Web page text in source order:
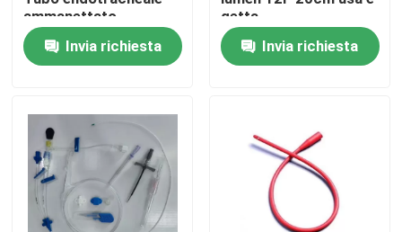
Contattaci
Maschera di ossigeno medica
Maschera di ossigeno Venturi
ammanettato
Invia richiesta
getta
Invia richiesta